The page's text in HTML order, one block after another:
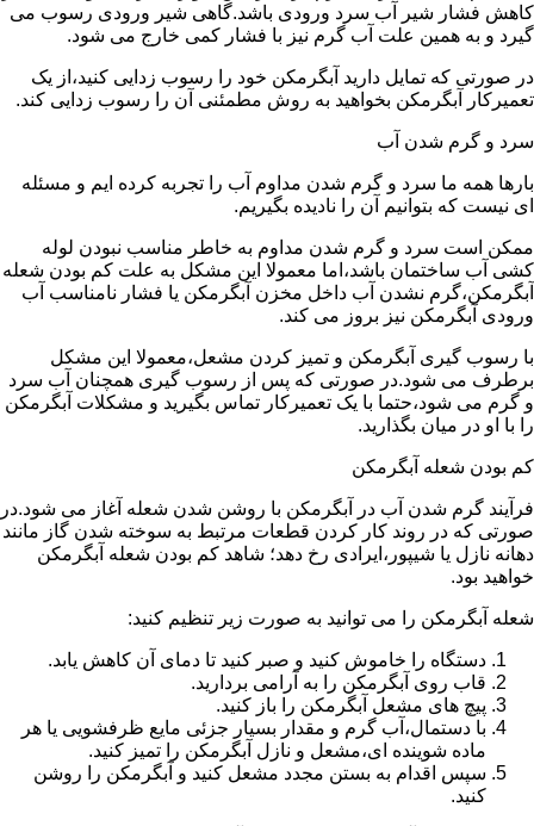
کاهش فشار شیر آب سرد ورودی باشد.گاهی شیر ورودی رسوب می
گیرد و به همین علت آب گرم نیز با فشار کمی خارج می شود.
در صورتی که تمایل دارید آبگرمکن خود را رسوب زدایی کنید،از یک
تعمیرکار آبگرمکن بخواهید به روش مطمئنی آن را رسوب زدایی کند.
سرد و گرم شدن آب
بارها همه ما سرد و گرم شدن مداوم آب را تجربه کرده ایم و مسئله
ای نیست که بتوانیم آن را نادیده بگیریم.
ممکن است سرد و گرم شدن مداوم به خاطر مناسب نبودن لوله
کشی آب ساختمان باشد،اما معمولا این مشکل به علت کم بودن شعله
آبگرمکن،گرم نشدن آب داخل مخزن آبگرمکن یا فشار نامناسب آب
ورودی آبگرمکن نیز بروز می کند.
با رسوب گیری آبگرمکن و تمیز کردن مشعل،معمولا این مشکل
برطرف می شود.در صورتی که پس از رسوب گیری همچنان آب سرد
و گرم می شود،حتما با یک تعمیرکار تماس بگیرید و مشکلات آبگرمکن
را با او در میان بگذارید.
کم بودن شعله آبگرمکن
فرآیند گرم شدن آب در آبگرمکن با روشن شدن شعله آغاز می شود.در
صورتی که در روند کار کردن قطعات مرتبط به سوخته شدن گاز مانند
دهانه نازل یا شیپور،ایرادی رخ دهد؛ شاهد کم بودن شعله آبگرمکن
خواهید بود.
شعله آبگرمکن را می توانید به صورت زیر تنظیم کنید:
دستگاه را خاموش کنید و صبر کنید تا دمای آن کاهش یابد.
قاب روی آبگرمکن را به آرامی بردارید.
پیچ های مشعل آبگرمکن را باز کنید.
با دستمال،آب گرم و مقدار بسیار جزئی مایع ظرفشویی یا هر
ماده شوینده ای،مشعل و نازل آبگرمکن را تمیز کنید.
سپس اقدام به بستن مجدد مشعل کنید و آبگرمکن را روشن
کنید.